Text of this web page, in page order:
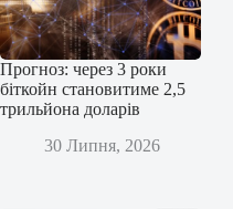
Прогноз: через 3 роки
біткойн становитиме 2,5
трильйона доларів
30 Липня, 2026